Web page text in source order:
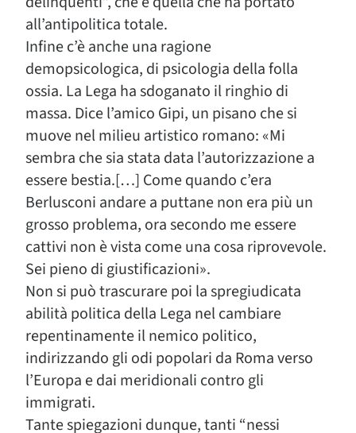
all’antipolitica totale.
Infine c’è anche una ragione
demopsicologica, di psicologia della folla
ossia. La Lega ha sdoganato il ringhio di
massa. Dice l’amico Gipi, un pisano che si
muove nel milieu artistico romano: «Mi
sembra che sia stata data l’autorizzazione a
essere bestia.[…] Come quando c’era
Berlusconi andare a puttane non era più un
grosso problema, ora secondo me essere
cattivi non è vista come una cosa riprovevole.
Sei pieno di giustificazioni».
Non si può trascurare poi la spregiudicata
abilità politica della Lega nel cambiare
repentinamente il nemico politico,
indirizzando gli odi popolari da Roma verso
l’Europa e dai meridionali contro gli
immigrati.
Tante spiegazioni dunque, tanti “nessi